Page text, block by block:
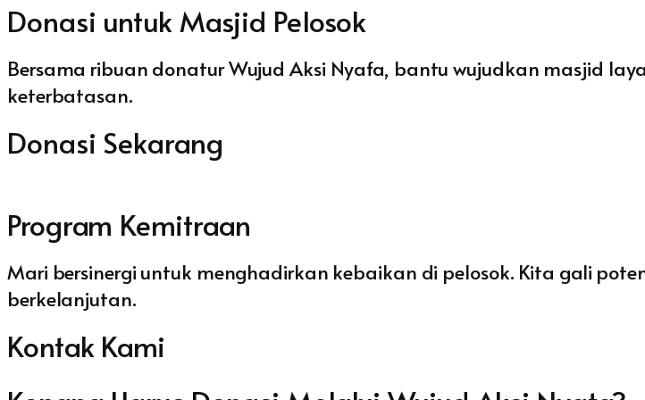
Donasi untuk Masjid Pelosok
Bersama ribuan donatur Wujud Aksi Nyafa, bantu wujudkan masjid
keterbatasan.
Donasi Sekarang
Program Kemitraan
Mari bersinergi untuk menghadirkan kebaikan di pelosok. Kita gali
berkelanjutan.
Kontak Kami